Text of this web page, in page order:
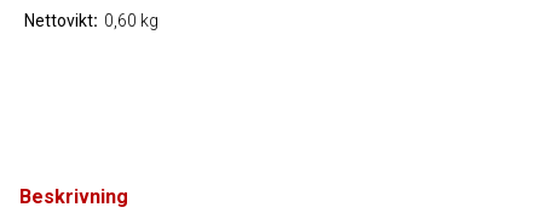
Beskrivning
Nettovikt 0,60 kg